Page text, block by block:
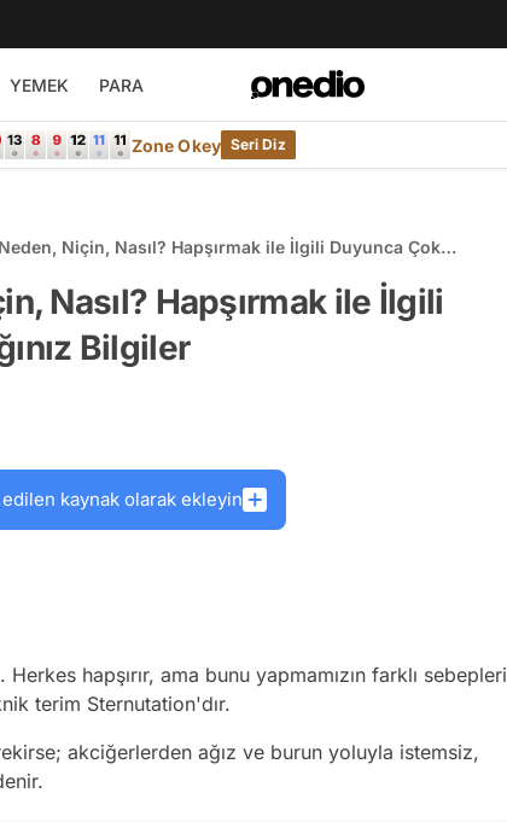
YEMEK PARA
Zone Okey Seri Diz
Niçin, Nasıl? Hapşırmak ile İlgili Duyunca Çok
Nasıl? Hapşırmak ile İlgili
Bilgiler
kaynak olarak ekleyin
Herkes hapşırır, ama bunu yapmamızın farklı sebepleri
terim Sternutation'dır.
akciğerlerden ağız ve burun yoluyla istemsiz,